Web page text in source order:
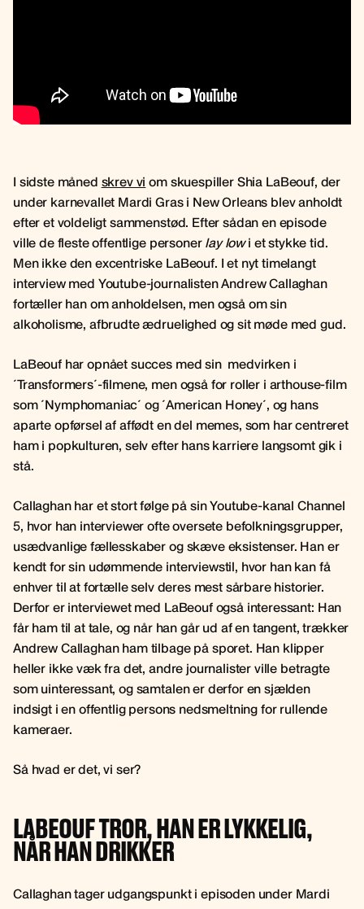
I sidste måned skrev vi om skuespiller Shia LaBeouf, der
under karnevallet Mardi Gras i New Orleans blev anholdt
efter et voldeligt sammenstød. Efter sådan en episode
ville de fleste offentlige personerlay lowi et stykke tid.
Men ikke den excentriske LaBeouf. I et nyt timelangt
interview med Youtube-journalisten Andrew Callaghan
fortæller han om anholdelsen, men også om sin
alkoholisme, afbrudte ædruelighed og sit møde med gud.
LaBeouf har opnået succes med sin medvirken i
´Transformers´-filmene, men også for roller i arthouse-film
som ´Nymphomaniac´ og ´American Honey´, og hans
aparte opførsel af affødt en del memes, som har centreret
ham i popkulturen, selv efter hans karriere langsomt gik i
stå.
Callaghan har et stort følge på sin Youtube-kanal Channel
5, hvor han interviewer ofte oversete befolkningsgrupper,
usædvanlige fællesskaber og skæve eksistenser. Han er
kendt for sin udømmende interviewstil, hvor han kan få
enhver til at fortælle selv deres mest sårbare historier.
Derfor er interviewet med LaBeouf også interessant: Han
får ham til at tale, og når han går ud af en tangent, trækker
Andrew Callaghan ham tilbage på sporet. Han klipper
heller ikke væk fra det, andre journalister ville betragte
som uinteressant, og samtalen er derfor en sjælden
indsigt i en offentlig persons nedsmeltning for rullende
kameraer.
Så hvad er det, vi ser?
LABEOUF TROR, HAN ER LYKKELIG,
NÅR HAN DRIKKER
Callaghan tager udgangspunkt i episoden under Mardi